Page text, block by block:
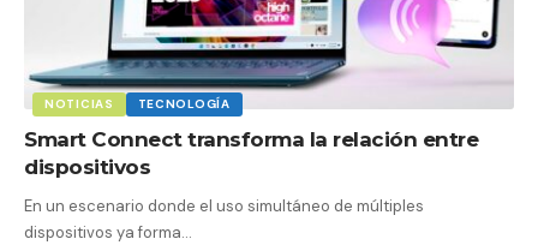
NOTICIAS TECNOLOGÍA
Smart Connect transforma la relación entre
dispositivos
En un escenario donde el uso simultáneo de múltiples
dispositivos ya forma…